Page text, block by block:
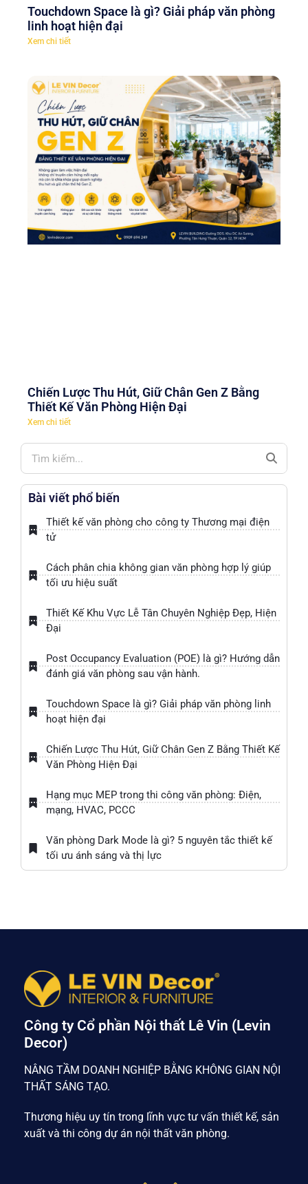
Touchdown Space là gì? Giải pháp văn phòng
linh hoạt hiện đại
Xem chi tiết
Chiến Lược Thu Hút, Giữ Chân Gen Z Bằng
Thiết Kế Văn Phòng Hiện Đại
Xem chi tiết
Bài viết phổ biến
Thiết kế văn phòng cho công ty Thương mại điện
tử
Cách phân chia không gian văn phòng hợp lý giúp
tối ưu hiệu suất
Thiết Kế Khu Vực Lễ Tân Chuyên Nghiệp Đẹp, Hiện
Đại
Post Occupancy Evaluation (POE) là gì? Hướng dẫn
đánh giá văn phòng sau vận hành.
Touchdown Space là gì? Giải pháp văn phòng linh
hoạt hiện đại
Chiến Lược Thu Hút, Giữ Chân Gen Z Bằng Thiết Kế
Văn Phòng Hiện Đại
Hạng mục MEP trong thi công văn phòng: Điện,
mạng, HVAC, PCCC
Văn phòng Dark Mode là gì? 5 nguyên tắc thiết kế
tối ưu ánh sáng và thị lực
Công ty Cổ phần Nội thất Lê Vin (Levin
Decor)
NÂNG TẦM DOANH NGHIỆP BẰNG KHÔNG GIAN NỘI
THẤT SÁNG TẠO.
Thương hiệu uy tín trong lĩnh vực tư vấn thiết kế, sản
xuất và thi công dự án nội thất văn phòng.